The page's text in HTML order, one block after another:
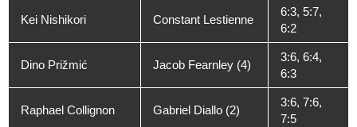
Kei Nishikori Constant Lestienne
6:3, 5:7,
6:2
Dino Prižmić Jacob Fearnley (4)
3:6, 6:4,
6:3
Raphael Collignon Gabriel Diallo (2)
3:6, 7:6,
7:5